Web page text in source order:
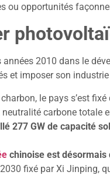
ou opportunités
2010 dans le
et imposer son
le pays s’est fixé
carbone totale
277 GW de capacité
chinoise est désormais
fixé par Xi Jinping,